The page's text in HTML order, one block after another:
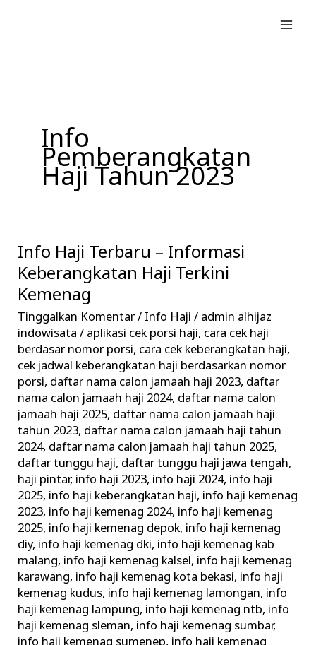
konten
Info
Pemberangkatan
Haji Tahun 2023
Info Haji Terbaru – Informasi
Keberangkatan Haji Terkini
Kemenag
Tinggalkan Komentar/ Info Haji / admin alhijaz
indowisata/ aplikasi cek porsi haji, cara cek haji
berdasar nomor porsi, cara cek keberangkatan haji,
cek jadwal keberangkatan haji berdasarkan nomor
porsi, daftar nama calon jamaah haji 2023, daftar
nama calon jamaah haji 2024, daftar nama calon
jamaah haji 2025, daftar nama calon jamaah haji
tahun 2023, daftar nama calon jamaah haji tahun
2024, daftar nama calon jamaah haji tahun 2025,
daftar tunggu haji, daftar tunggu haji jawa tengah,
haji pintar, info haji 2023, info haji 2024, info haji
2025, info haji keberangkatan haji, info haji kemenag
2023, info haji kemenag 2024, info haji kemenag
2025, info haji kemenag depok, info haji kemenag
diy, info haji kemenag dki, info haji kemenag kab
malang, info haji kemenag kalsel, info haji kemenag
karawang, info haji kemenag kota bekasi, info haji
kemenag kudus, info haji kemenag lamongan, info
haji kemenag lampung, info haji kemenag ntb, info
haji kemenag sleman, info haji kemenag sumbar,
Info
Haji
Terbaru
–
Informasi
Keberangkatan
Haji
Terkini
Kemenag